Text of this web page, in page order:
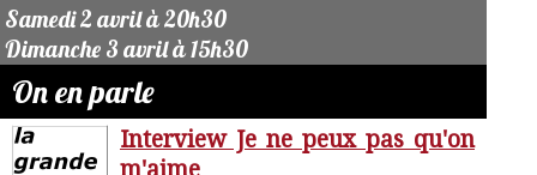
Samedi 2 avril à 20h30
Dimanche 3 avril à 15h30
On en parle
Interview Je ne peux pas qu'on